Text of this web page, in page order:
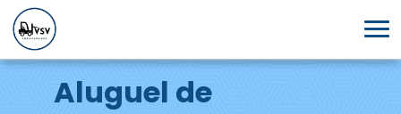
Aluguel de